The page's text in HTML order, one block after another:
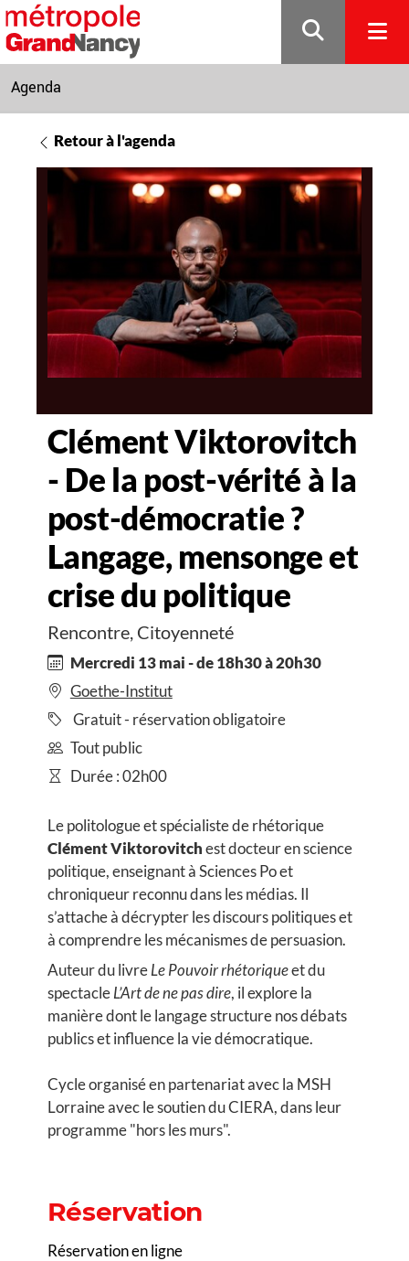
Gestion de vos préférences sur les cookies
Agenda
Retour à l'agenda
Clément Viktorovitch
- De la post-vérité à la
post-démocratie ?
Langage, mensonge et
crise du politique
Rencontre, Citoyenneté
Mercredi 13 mai - de 18h30 à 20h30
Goethe-Institut
Gratuit - réservation obligatoire
Tout public
Durée : 02h00
Le politologue et spécialiste de rhétorique
Clément Viktorovitchest docteur en science
politique, enseignant à Sciences Po et
chroniqueur reconnu dans les médias. Il
s’attache à décrypter les discours politiques et
à comprendre les mécanismes de persuasion.
Auteur du livreLe Pouvoir rhétoriqueet du
spectacleL’Art de ne pas dire, il explore la
manière dont le langage structure nos débats
publics et influence la vie démocratique.
Cycle organisé en partenariat avec la MSH
Lorraine avec le soutien du CIERA, dans leur
programme "hors les murs".
Réservation
Réservation en ligne